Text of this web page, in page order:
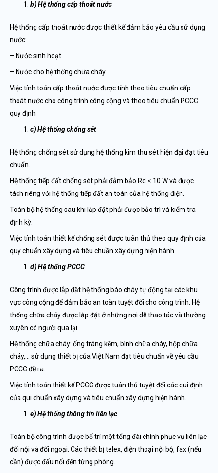
b) Hệ thống cấp thoát nước
Hệ thống cấp thoát nước được thiết kế đảm bảo yêu cầu sử dụng
nước:
– Nước sinh hoạt.
– Nước cho hệ thống chữa cháy.
Việc tính toán cấp thoát nước được tính theo tiêu chuẩn cấp
thoát nước cho công trình công cộng và theo tiêu chuẩn PCCC
quy định.
c) Hệ thống chống sét
Hệ thống chống sét sử dụng hệ thống kim thu sét hiện đại đạt tiêu
chuẩn.
Hệ thống tiếp đất chống sét phải đảm bảo Rd < 10 W và được
tách riêng với hệ thống tiếp đất an toàn của hệ thống điện.
Toàn bộ hệ thống sau khi lắp đặt phải được bảo trì và kiểm tra
định kỳ.
Việc tính toán thiết kế chống sét được tuân thủ theo quy định của
quy chuẩn xây dựng và tiêu chuần xây dựng hiện hành.
d) Hệ thống PCCC
Công trình được lắp đặt hệ thống báo cháy tự động tại các khu
vực công cộng để đảm bảo an toàn tuyệt đối cho công trình. Hệ
thống chữa cháy được lắp đặt ở những nơi dễ thao tác và thường
xuyên có người qua lại.
Hệ thống chữa cháy: ống tráng kẽm, bình chữa cháy, hộp chữa
cháy,… sử dụng thiết bị của Việt Nam đạt tiêu chuẩn về yêu cầu
PCCC đề ra.
Việc tính toán thiết kế PCCC được tuân thủ tuyệt đối các qui định
của qui chuẩn xây dựng và tiêu chuẩn xây dựng hiện hành.
e) Hệ thống thông tin liên lạc
Toàn bộ công trình được bố trí một tổng đài chính phục vụ liên lạc
đối nội và đối ngoại. Các thiết bị telex, điện thoại nội bộ, fax (nếu
cần) được đấu nối đến từng phòng.